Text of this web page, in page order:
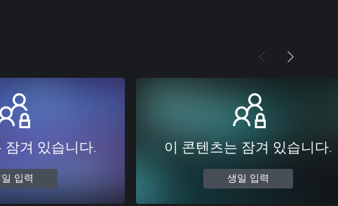
잠겨 있습니다.
입력
이 콘텐츠는 잠겨 있습니다.
생일 입력